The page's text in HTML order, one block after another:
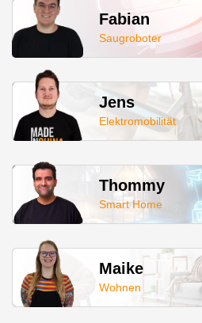
Fabian
Saugroboter
Jens
Elektromobilität
Thommy
Smart Home
Maike
Wohnen